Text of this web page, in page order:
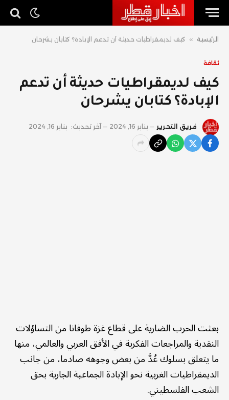
الرئيسية » كيف لديمقراطيات حديثة أن تدعم الإبادة؟ كتابان يشرحان
ثقافة
كيف لديمقراطيات حديثة أن تدعم
الإبادة؟ كتابان يشرحان
فريق التحرير يناير 16, 2024 آخر تحديث: يناير 16, 2024
بعثت الحرب الضارية على قطاع غزة طوفانا من التساؤلات
النقدية والمراجعات الفكرية في الأفق العربي والعالمي، منها
ما يتعلق بسلوك عُدَّ من بعض وجوهه صادما، من جانب
الديمقراطيات الغربية نحو الإبادة الجماعية الجارية بحق
الشعب الفلسطيني.